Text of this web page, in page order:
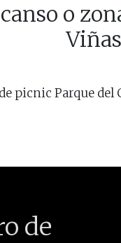
o
picnic Parque
de